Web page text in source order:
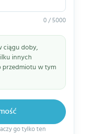
0 / 5000
ciągu doby,
innych
przedmiotu w tym
go tylko ten